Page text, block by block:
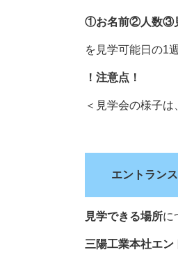
①お名前②人数③
を見学可能日の1
！注意点！
＜見学会の様子
エントラン
見学できる場所に
三陽工業本社エン